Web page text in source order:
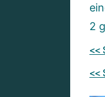
2
<<
<<